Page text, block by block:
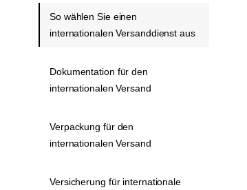
So wählen Sie einen
internationalen Versanddienst aus
Dokumentation für den
internationalen Versand
Verpackung für den
internationalen Versand
Versicherung für internationale